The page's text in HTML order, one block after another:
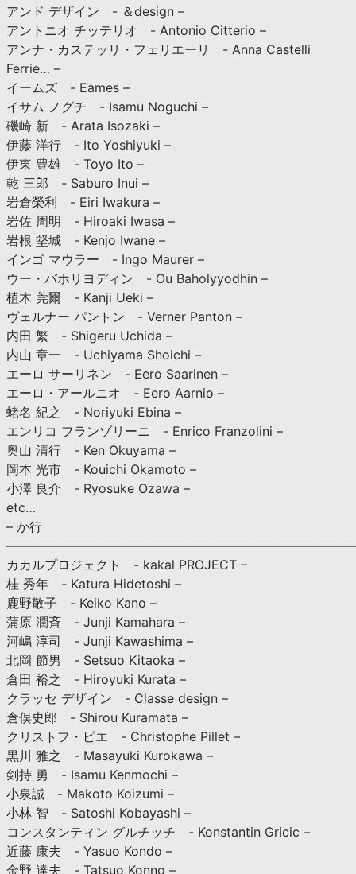
アンド デザイン - ＆design –
アントニオ チッテリオ - Antonio Citterio –
アンナ・カステッリ・フェリエーリ - Anna Castelli
Ferrie… –
イームズ - Eames –
イサム ノグチ - Isamu Noguchi –
磯崎 新 - Arata Isozaki –
伊藤 洋行 - Ito Yoshiyuki –
伊東 豊雄 - Toyo Ito –
乾 三郎 - Saburo Inui –
岩倉榮利 - Eiri Iwakura –
岩佐 周明 - Hiroaki Iwasa –
岩根 堅城 - Kenjo Iwane –
インゴ マウラー - Ingo Maurer –
ウー・バホリヨディン - Ou Baholyyodhin –
植木 莞爾 - Kanji Ueki –
ヴェルナー パントン - Verner Panton –
内田 繁 - Shigeru Uchida –
内山 章一 - Uchiyama Shoichi –
エーロ サーリネン - Eero Saarinen –
エーロ・アールニオ - Eero Aarnio –
蛯名 紀之 - Noriyuki Ebina –
エンリコ フランゾリーニ - Enrico Franzolini –
奥山 清行 - Ken Okuyama –
岡本 光市 - Kouichi Okamoto –
小澤 良介 - Ryosuke Ozawa –
etc…
– か行
カカルプロジェクト - kakal PROJECT –
桂 秀年 - Katura Hidetoshi –
鹿野敬子 - Keiko Kano –
蒲原 潤斉 - Junji Kamahara –
河嶋 淳司 - Junji Kawashima –
北岡 節男 - Setsuo Kitaoka –
倉田 裕之 - Hiroyuki Kurata –
クラッセ デザイン - Classe design –
倉俣史郎 - Shirou Kuramata –
クリストフ・ピエ - Christophe Pillet –
黒川 雅之 - Masayuki Kurokawa –
剣持 勇 - Isamu Kenmochi –
小泉誠 - Makoto Koizumi –
小林 智 - Satoshi Kobayashi –
コンスタンティン グルチッチ - Konstantin Gricic –
近藤 康夫 - Yasuo Kondo –
金野 達夫 - Tatsuo Konno –